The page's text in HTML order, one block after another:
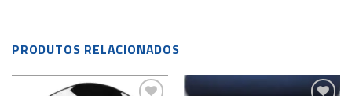
PRODUTOS RELACIONADOS